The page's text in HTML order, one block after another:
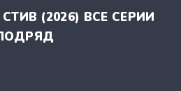
(2026) ВСЕ СЕРИИ